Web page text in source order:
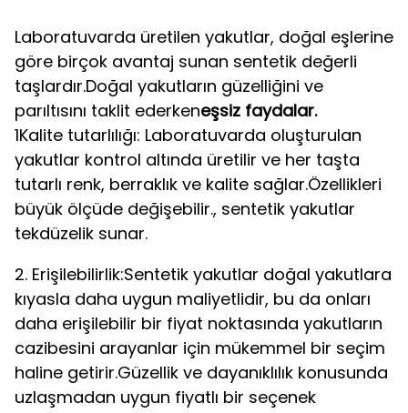
Laboratuvarda üretilen yakutlar, doğal eşlerine
göre birçok avantaj sunan sentetik değerli
taşlardır.Doğal yakutların güzelliğini ve
parıltısını taklit ederkeneşsiz faydalar.
1Kalite tutarlılığı: Laboratuvarda oluşturulan
yakutlar kontrol altında üretilir ve her taşta
tutarlı renk, berraklık ve kalite sağlar.Özellikleri
büyük ölçüde değişebilir., sentetik yakutlar
tekdüzelik sunar.
2. Erişilebilirlik:Sentetik yakutlar doğal yakutlara
kıyasla daha uygun maliyetlidir, bu da onları
daha erişilebilir bir fiyat noktasında yakutların
cazibesini arayanlar için mükemmel bir seçim
haline getirir.Güzellik ve dayanıklılık konusunda
uzlaşmadan uygun fiyatlı bir seçenek